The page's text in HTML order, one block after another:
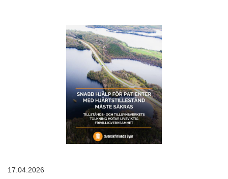
17.04.2026